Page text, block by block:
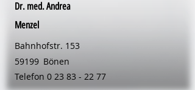
Dr. med. Andrea
Menzel
Bahnhofstr. 153
59199 Bönen
Telefon 0 23 83 - 22 77